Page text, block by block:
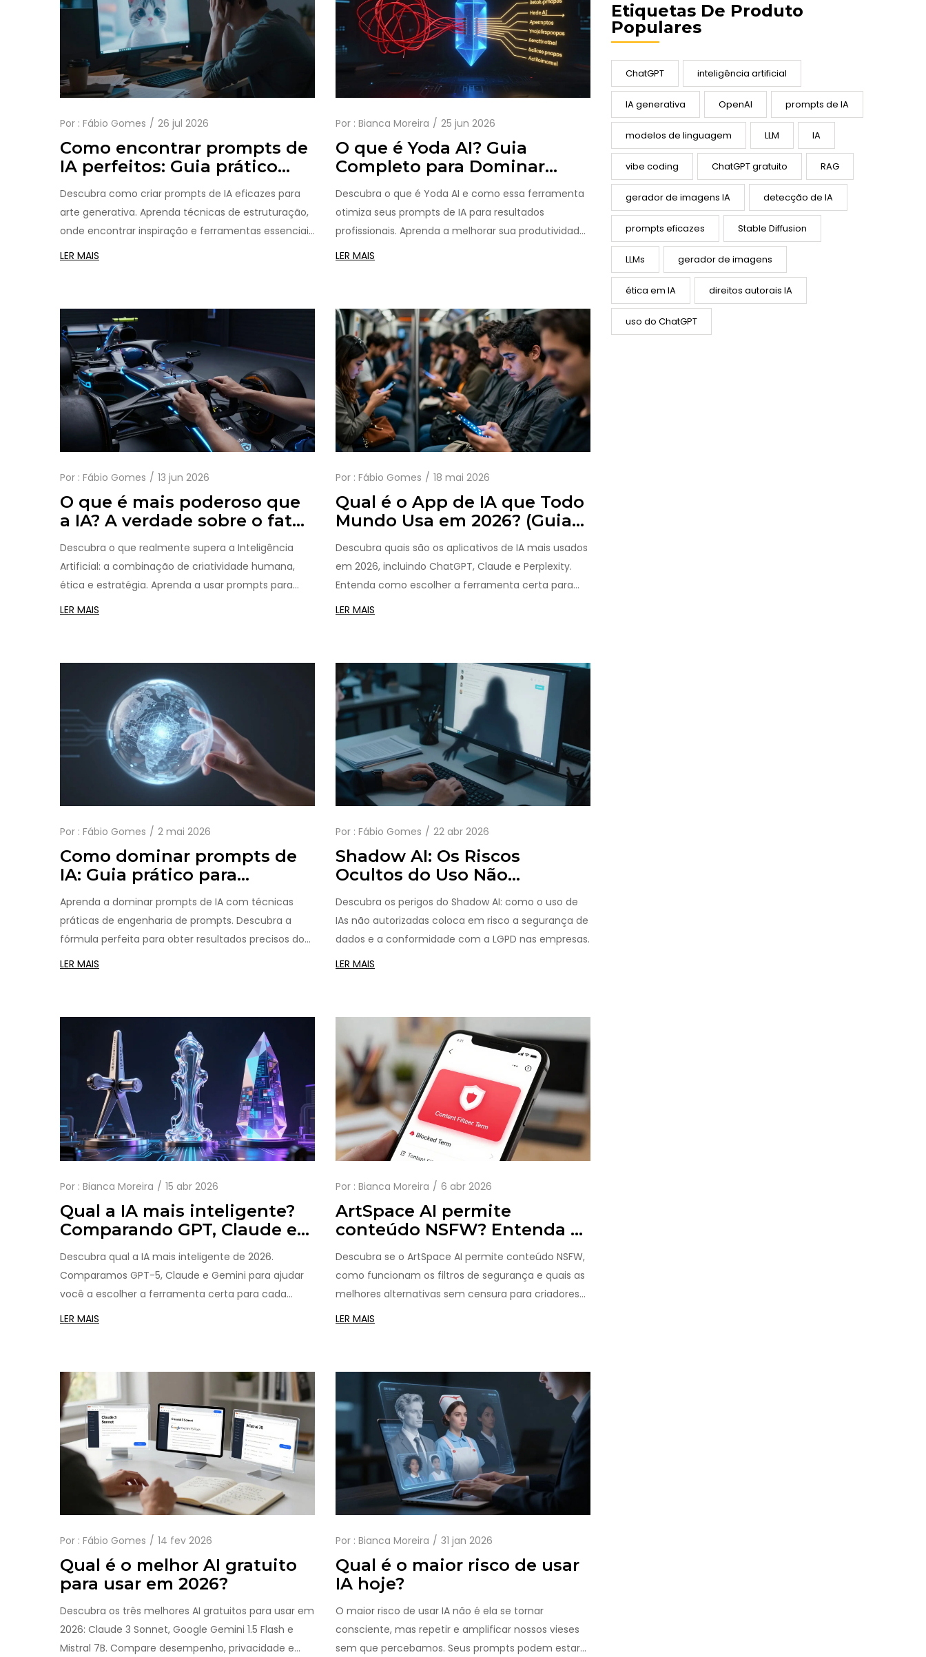
Etiquetas De Produto
Populares
ChatGPT inteligência artificial
IA generativa OpenAI prompts de IA
modelos de linguagem LLM IA
vibe coding ChatGPT gratuito RAG
gerador de imagens IA detecção de IA
prompts eficazes Stable Diffusion
LLMs gerador de imagens
ética em IA direitos autorais IA
uso do ChatGPT
Por : Fábio Gomes 26 jul 2026
Como encontrar prompts de
IA perfeitos: Guia prático
para criar arte generativa
Descubra como criar prompts de IA eficazes para
arte generativa. Aprenda técnicas de estruturação,
onde encontrar inspiração e ferramentas essenciais
para dominar o Midjourney, Stable Diffusion e DALL-
LER MAIS
Por : Bianca Moreira 25 jun 2026
O que é Yoda AI? Guia
Completo para Dominar
Prompts de IA em 2026
Descubra o que é Yoda AI e como essa ferramenta
otimiza seus prompts de IA para resultados
profissionais. Aprenda a melhorar sua produtividade
com ChatGPT e outros LLMs.
LER MAIS
Por : Fábio Gomes 13 jun 2026
O que é mais poderoso que
a IA? A verdade sobre o fator
humano
Descubra o que realmente supera a Inteligência
Artificial: a combinação de criatividade humana,
ética e estratégia. Aprenda a usar prompts para
potencializar seus resultados.
LER MAIS
Por : Fábio Gomes 18 mai 2026
Qual é o App de IA que Todo
Mundo Usa em 2026? (Guia
Completo)
Descubra quais são os aplicativos de IA mais usados
em 2026, incluindo ChatGPT, Claude e Perplexity.
Entenda como escolher a ferramenta certa para
suas necessidades e aprenda a arte dos prompts.
LER MAIS
Por : Fábio Gomes 2 mai 2026
Como dominar prompts de
IA: Guia prático para
resultados perfeitos
Aprenda a dominar prompts de IA com técnicas
práticas de engenharia de prompts. Descubra a
fórmula perfeita para obter resultados precisos do
ChatGPT e outros modelos.
LER MAIS
Por : Fábio Gomes 22 abr 2026
Shadow AI: Os Riscos
Ocultos do Uso Não
Autorizado de IA nas
Empresas
Descubra os perigos do Shadow AI: como o uso de
IAs não autorizadas coloca em risco a segurança de
dados e a conformidade com a LGPD nas empresas.
LER MAIS
Por : Bianca Moreira 15 abr 2026
Qual a IA mais inteligente?
Comparando GPT, Claude e
Gemini em 2026
Descubra qual a IA mais inteligente de 2026.
Comparamos GPT-5, Claude e Gemini para ajudar
você a escolher a ferramenta certa para cada
tarefa e prompt.
LER MAIS
Por : Bianca Moreira 6 abr 2026
ArtSpace AI permite
conteúdo NSFW? Entenda as
regras e limites
Descubra se o ArtSpace AI permite conteúdo NSFW,
como funcionam os filtros de segurança e quais as
melhores alternativas sem censura para criadores
de arte IA.
LER MAIS
Por : Fábio Gomes 14 fev 2026
Qual é o melhor AI gratuito
para usar em 2026?
Descubra os três melhores AI gratuitos para usar em
2026: Claude 3 Sonnet, Google Gemini 1.5 Flash e
Mistral 7B. Compare desempenho, privacidade e
Por : Bianca Moreira 31 jan 2026
Qual é o maior risco de usar
IA hoje?
O maior risco de usar IA não é ela se tornar
consciente, mas repetir e amplificar nossos vieses
sem que percebamos. Seus prompts podem estar